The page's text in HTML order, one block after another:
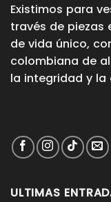
Existimos para
través de piezas
de vida único,
colombiana de
la integridad y la
ULTIMAS